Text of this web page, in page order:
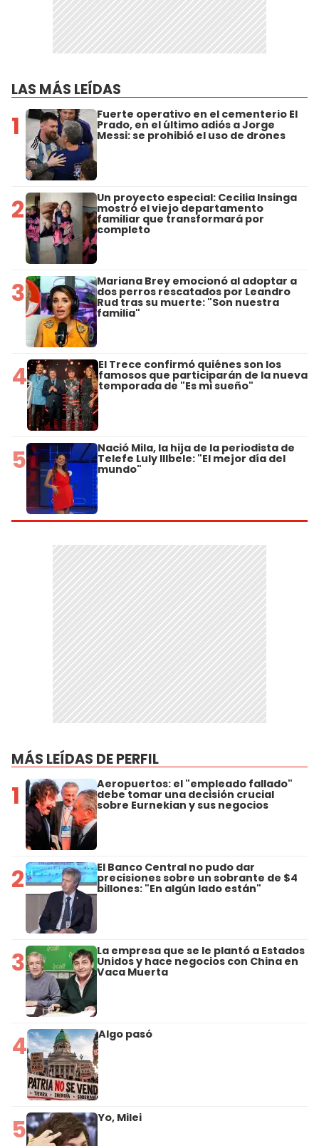
LAS MÁS LEÍDAS
1 Fuerte operativo en el cementerio El
Prado, en el último adiós a Jorge
Messi: se prohibió el uso de drones
2 Un proyecto especial: Cecilia Insinga
mostró el viejo departamento
familiar que transformará por
completo
3 Mariana Brey emocionó al adoptar a
dos perros rescatados por Leandro
Rud tras su muerte: "Son nuestra
familia"
4 El Trece confirmó quiénes son los
famosos que participarán de la nueva
temporada de "Es mi sueño"
5 Nació Mila, la hija de la periodista de
Telefe Luly Illbele: "El mejor día del
mundo"
MÁS LEÍDAS DE PERFIL
1 Aeropuertos: el "empleado fallado"
debe tomar una decisión crucial
sobre Eurnekian y sus negocios
2 El Banco Central no pudo dar
precisiones sobre un sobrante de $4
billones: "En algún lado están"
3 La empresa que se le plantó a Estados
Unidos y hace negocios con China en
Vaca Muerta
4 Algo pasó
5 Yo, Milei